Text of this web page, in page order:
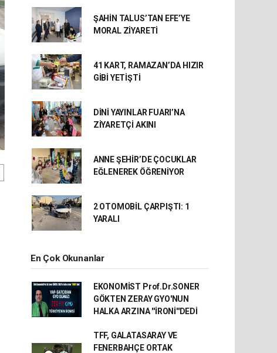
ŞAHİN TALUS’TAN EFE’YE
MORAL ZİYARETİ
41 KART, RAMAZAN’DA HIZIR
GİBİ YETİŞTİ
DİNİ YAYINLAR FUARI’NA
ZİYARETÇİ AKINI
ANNE ŞEHİR’DE ÇOCUKLAR
EĞLENEREK ÖĞRENİYOR
2 OTOMOBİL ÇARPIŞTI: 1
YARALI
En Çok Okunanlar
EKONOMİST Prof.Dr.SONER
GÖKTEN ZERAY GYO'NUN
HALKA ARZINA ''İRONİ''DEDİ
TFF, GALATASARAY VE
FENERBAHÇE ORTAK